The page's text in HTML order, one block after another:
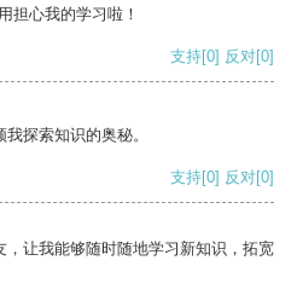
担心我的学习啦！
支持[0] 反对[0]
探索知识的奥秘。
支持[0] 反对[0]
让我能够随时随地学习新知识，拓宽